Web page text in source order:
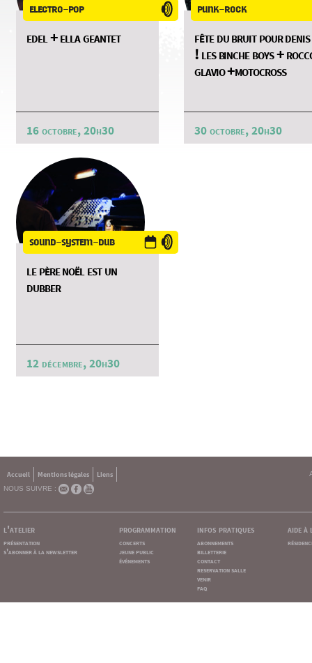
electro-pop
edel + ella geantet
16 octobre, 20h30
punk-rock
fête du bruit pour denis
! les binche boys +
glavio +motocross
30 octobre, 20h30
sound-system-dub
le père noël est un
dubber
12 décembre, 20h30
Accueil Mentions légales
Liens
NOUS SUIVRE :
l'atelier
présentation
s'abonner à la newsletter
programmation
concerts
jeune public
événements
infos pratiques
abonnements
billetterie
contact
reservation salle
venir
faq
aide